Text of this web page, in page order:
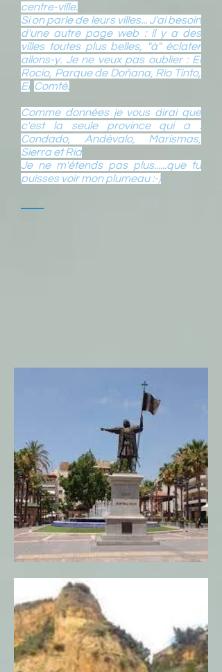
centre-ville.
Si on parle de leurs villes... J'ai besoin
d'une autre page web : il y a des
villes toutes plus belles, "à" éclater
allons-y. Je ne veux pas oublier : El
Rocío, Parque de Doñana, Rio Tinto,
El Comté.
Comme données je vous dirai que
c'est la seule province qui a :
Condado, Andévalo, Marismas,
Sierra et Ría
Je ne m'étends pas plus......que tu
puisses voir mon plumeau :-)